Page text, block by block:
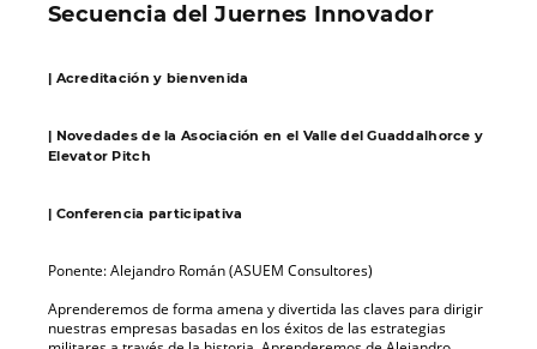
Secuencia del Juernes Innovador
| Acreditación y bienvenida
| Novedades de la Asociación en el Valle del Guaddalhorce y
Elevator Pitch
| Conferencia participativa
Ponente: Alejandro Román (ASUEM Consultores)
Aprenderemos de forma amena y divertida las claves para dirigir
nuestras empresas basadas en los éxitos de las estrategias